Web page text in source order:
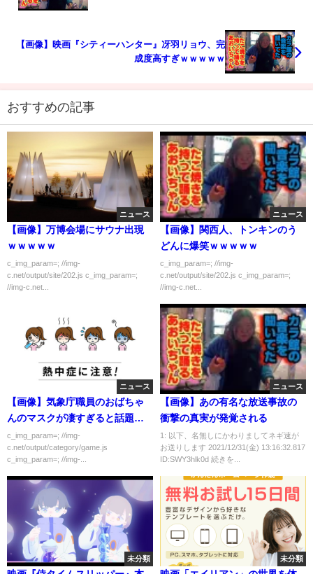
【画像】映画『シティーハンター』冴羽リョウ、完
成度高すぎｗｗｗｗｗ
おすすめの記事
ニュース
【画像】万博会場にサウナ出現
ｗｗｗｗｗ
c_img_param=; //img-
c.net/output/site/202.js c_img_param=;
//img-c.net...
ニュース
【画像】関西人、トンキンのう
どんに爆笑ｗｗｗｗｗ
c_img_param=; //img-
c.net/output/site/202.js c_img_param=;
//img-c.net...
ニュース
【画像】気象庁職員のおばちゃ
んのマスクが凄すぎると話題に
ｗｗｗｗｗ
c_img_param=; //img-
c.net/output/category/game.js
c_img_param=; //img-...
ニュース
【画像】あの有名な放送事故の
衝撃の真実が発覚される
1: 以下、名無しにかわりましてネギ速が
お送りします 2021/12/31(金) 13:16:32.817
ID:SWY3hlk0d 続きを...
未分類 未分類